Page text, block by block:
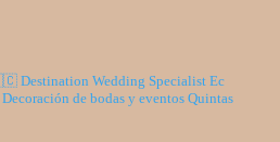
Destination Wedding Specialist Ec
Decoración de bodas y eventos Quintas